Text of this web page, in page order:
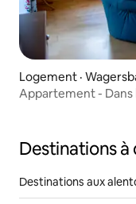
Logement ·
Appartement - Dans
Destinations
Destinations aux